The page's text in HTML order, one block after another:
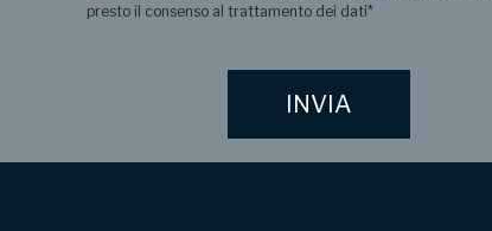
presto il consenso al trattamento dei dati*